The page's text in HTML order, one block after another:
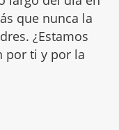
que nunca la
¿Estamos
por ti y por la